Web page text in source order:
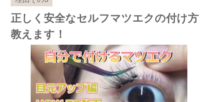
正しく安全なセルフマツエクの付け方
教えます！